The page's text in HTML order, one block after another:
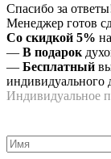
Спасибо за
Менеджер готов
Со скидкой 5% на
— В подарок
— Бесплатный
индивидуального
Индивидуальное